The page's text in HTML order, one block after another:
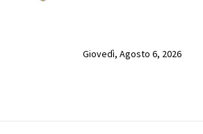
Giovedì, Agosto 6, 2026